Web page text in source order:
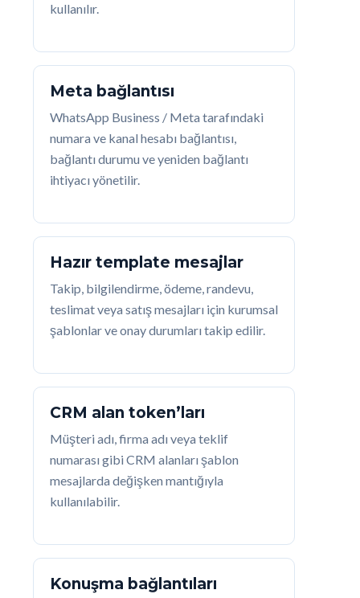
kullanılır.
Meta bağlantısı
WhatsApp Business / Meta tarafındaki
numara ve kanal hesabı bağlantısı,
bağlantı durumu ve yeniden bağlantı
ihtiyacı yönetilir.
Hazır template mesajlar
Takip, bilgilendirme, ödeme, randevu,
teslimat veya satış mesajları için kurumsal
şablonlar ve onay durumları takip edilir.
CRM alan token’ları
Müşteri adı, firma adı veya teklif
numarası gibi CRM alanları şablon
mesajlarda değişken mantığıyla
kullanılabilir.
Konuşma bağlantıları